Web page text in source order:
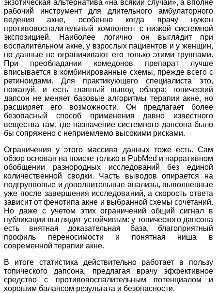
экзотическая альтернатива «на всякий случай», а вполне
рабочий инструмент для длительного амбулаторного
ведения акне, особенно когда врачу нужен
противовоспалительный компонент с низкой системной
экспозицией. Наиболее логично он выглядит при
воспалительном акне, у взрослых пациентов и у женщин,
но данные не ограничивают его только этими группами.
При преобладании комедонов препарат лучше
вписывается в комбинированные схемы, прежде всего с
ретиноидами. Для практикующего специалиста это,
пожалуй, и есть главный вывод обзора: топический
дапсон не меняет базовые алгоритмы терапии акне, но
расширяет его возможности. Он предлагает более
безопасный способ применения давно известного
вещества там, где назначение системного дапсона было
бы сопряжено с неприемлемо высокими рисками.
Ограничения у этого массива данных тоже есть. Сам
обзор основан на поиске только в PubMed и нарративном
обобщении разнородных исследований без единой
количественной сводки. Часть выводов опирается на
подгрупповые и дополнительные анализы, выполненные
уже после завершения исследований, а скорость ответа
зависит от фенотипа акне и выбранной схемы сочетаний.
Но даже с учетом этих ограничений общий сигнал в
публикации выглядит устойчивым: у топического дапсона
есть внятная доказательная база, благоприятный
профиль переносимости и понятная ниша в
современной терапии акне.
В итоге статистика действительно работает в пользу
топического дапсона, предлагая врачу эффективное
средство с противовоспалительным потенциалом и
хорошим балансом результата и безопасности.